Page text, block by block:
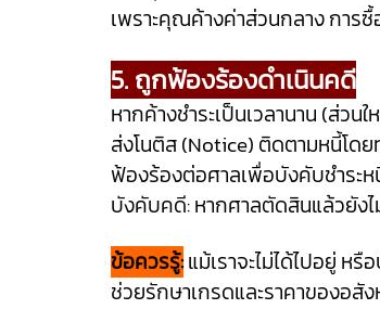
เพราะคุณค้างค่าส่วนกลาง การ
5. ถูกฟ้องร้องดำเนินคดี
หากค้างชำระเป็นเวลานาน (ส่ว
ส่งโนติส (Notice) ติดตามหนี้โดย
ฟ้องร้องต่อศาลเพื่อบังคับชำระ
บังคับคดี: หากศาลตัดสินแล้วยัง
ข้อควรรู้:แม้เราจะไม่ได้ไปอยู่ ห
ช่วยรักษาเกรดและราคาของอ